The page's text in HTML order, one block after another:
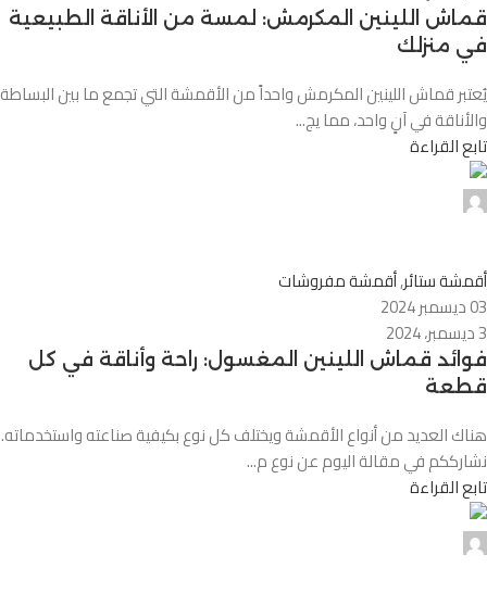
قماش اللينين المكرمش: لمسة من الأناقة الطبيعية
في منزلك
يُعتبر قماش اللينين المكرمش واحداً من الأقمشة التي تجمع ما بين البساطة
والأناقة في آنٍ واحد، مما يج...
تابع القراءة
أقمشة ستائر,أقمشة مفروشات
03 ديسمبر 2024
3 ديسمبر، 2024
فوائد قماش اللينين المغسول: راحة وأناقة في كل
قطعة
هناك العديد من أنواع الأقمشة ويختلف كل نوع بكيفية صناعته واستخدماته.
نشارككم في مقالة اليوم عن نوع م...
تابع القراءة